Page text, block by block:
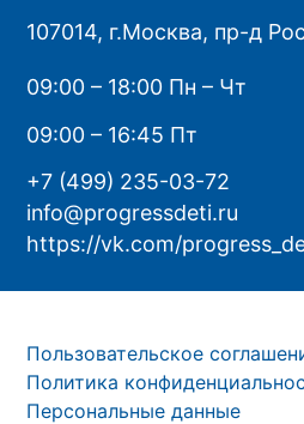
107014, г.Москва, пр-д
09:00 – 18:00 Пн – Чт
09:00 – 16:45 Пт
+7 (499) 235-03-72
info@progressdeti.ru
https://vk.com/
Пользовательское
Политика
Персональные данные